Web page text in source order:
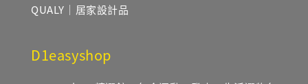
QUALY｜居家設計品
D1easyshop